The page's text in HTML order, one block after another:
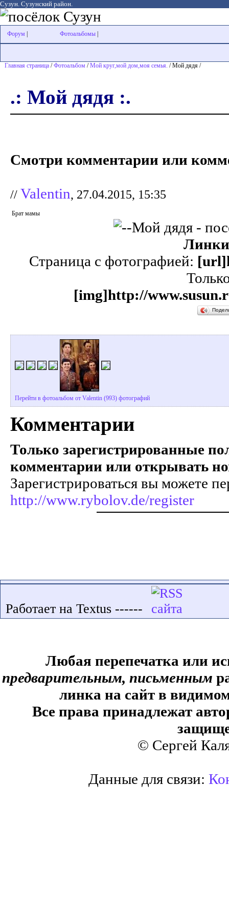
Сузун. Сузунский район.
Форум Фотоальбомы
Главная страница /Фотоальбом /Мой круг,мой дом,моя семья. / Мой дядя /
.: Мой дядя :.
Смотри комментарии или
// Valentin, 27.04.2015, 15:35
Брат мамы
Страница с фотографией:
[img]http://
Перейти в фотоальбом от Valentin (993) фотографий
Комментарии
Только зарегистрированные
комментарии или открывать
Зарегистрироваться вы можете
http://www.rybolov.de/register
Работает на Textus ------
Любая перепечатка или
предварительным, письменным
линка на сайт в
Все права принадлежат
© Сергей
Данные для связи: